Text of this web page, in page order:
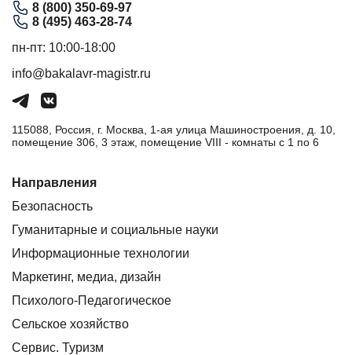
8 (800) 350-69-97
8 (495) 463-28-74
пн-пт: 10:00-18:00
info@bakalavr-magistr.ru
115088, Россия, г. Москва, 1-ая улица Машиностроения, д. 10,
помещение 306, 3 этаж, помещение VIII - комнаты с 1 по 6
Направления
Безопасность
Гуманитарные и социальные науки
Информационные технологии
Маркетинг, медиа, дизайн
Психолого-Педагогическое
Сельское хозяйство
Сервис. Туризм